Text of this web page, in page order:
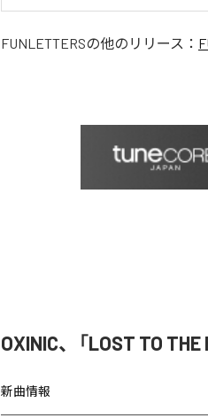
FUNLETTERSの他のリリース：
OXINIC、「LOST TO
新曲情報